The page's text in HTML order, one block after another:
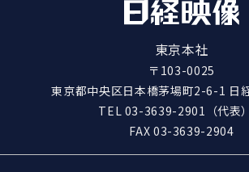
東京本社
〒103-0025
東京都中央区日本橋茅場町2-6-1 日
TEL 03-3639-2901
（代表
FAX 03-3639-2904